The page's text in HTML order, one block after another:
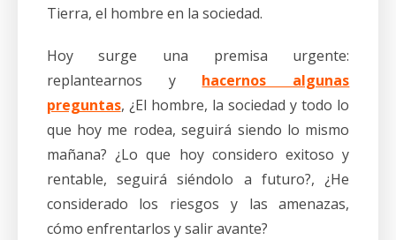
Tierra, el hombre en la sociedad.
Hoy surge una premisa urgente:
replantearnos y hacernos algunas
preguntas, ¿El hombre, la sociedad y todo lo
que hoy me rodea, seguirá siendo lo mismo
mañana? ¿Lo que hoy considero exitoso y
rentable, seguirá siéndolo a futuro?, ¿He
considerado los riesgos y las amenazas,
cómo enfrentarlos y salir avante?